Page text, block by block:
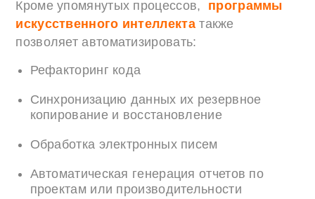
Кроме упомянутых процессов, программы
искусственного интеллектатакже
позволяет автоматизировать:
Рефакторинг кода
Синхронизацию данных их резервное
копирование и восстановление
Обработка электронных писем
Автоматическая генерация отчетов по
проектам или производительности